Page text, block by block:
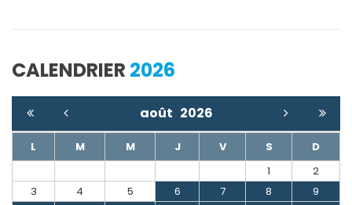
CALENDRIER 2026
août 2026
L M M J V S
D
1
2
3
4 5 6 7 8
9